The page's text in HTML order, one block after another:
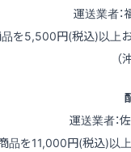
運送業者
品を5,500円(税込)以上
（
運送業者：
品を11,000円(税込)以